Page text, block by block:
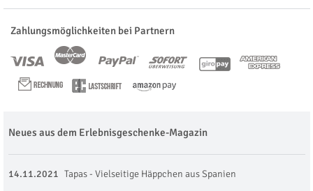
Zahlungsmöglichkeiten bei Partnern
Neues aus dem Erlebnisgeschenke-Magazin
14.11.2021 Tapas - Vielseitige Häppchen aus Spanien